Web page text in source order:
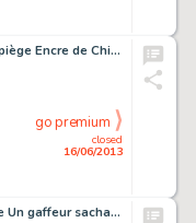
BILAL Nikopol La Femme piège Encre de Chine, mine de plomb et gouache
closed
16/06/2013
go premium
FRANQUIN Gaston Lagaffe Un gaffeur sachant gaffer Encre de Chine pour